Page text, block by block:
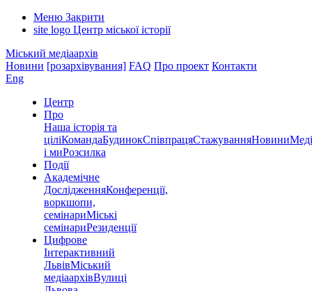
Меню Закрити
site logo Центр міської історії
Міський медіаархів
Новини [розархівування] FAQ Про проект Контакти
Eng
Центр
Про
Наша історія та
ціліКомандаБудинокСпівпрацяСтажуванняНовини
і миРозсилка
Події
Академічне
ДослідженняКонференції,
воркшопи,
семінариМіські
семінариРезиденції
Цифрове
Інтерактивний
ЛьвівМіський
медіаархівВулиці